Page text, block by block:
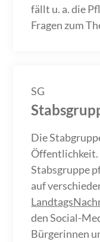
fällt u. a. die
Fragen zum
SG
Die
Öffentlichkeit.
Stabsgruppe
auf
den Social-
Bürgerinnen